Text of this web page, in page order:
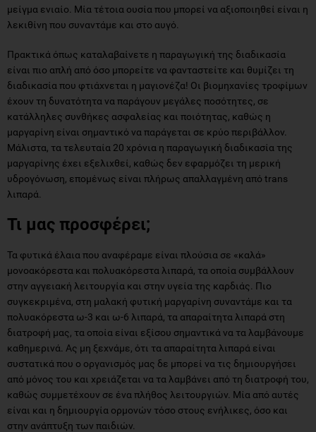
μείγμα ενιαίο. Μία τέτοια ουσία που μπορεί να αξιοποιηθεί είναι η
λεκιθίνη που συναντάμε και στο αυγό.
Πρακτικά όπως καταλαβαίνετε η παραγωγική της διαδικασία
είναι πιο απλή από όσο μπορείτε να φανταστείτε και θυμίζει τη
διαδικασία που φτιάχνεται η μαγιονέζα! Οι βιομηχανίες τροφίμων
έχουν τη δυνατότητα να παράγουν μεγάλες ποσότητες, σε
κατάλληλες συνθήκες ασφαλείας και ποιότητας, καθώς η
μαργαρίνη είναι σημαντικό να παράγεται σε κρύο περιβάλλον.
Μάλιστα, τα τελευταία 20 χρόνια η παραγωγική διαδικασία της
μαργαρίνης έχει εξελιχθεί, καθώς δεν εφαρμόζει τη μερική
υδρογόνωση, επομένως είναι πλήρως απαλλαγμένη από trans
λιπαρά.
Τι μας προσφέρει;
Τα φυτικά έλαια που αναφέραμε είναι πλούσια σε «καλά»
μονοακόρεστα και πολυακόρεστα λιπαρά, τα οποία συμβάλλουν
στην αγγειακή λειτουργία και στην υγεία της καρδιάς. Πιο
συγκεκριμένα, στη μαλακή φυτική μαργαρίνη συναντάμε και τα
πολυακόρεστα ω-3 και ω-6 λιπαρά, τα απαραίτητα λιπαρά στη
διατροφή μας, τα οποία είναι εξίσου σημαντικά να τα λαμβάνουμε
καθημερινά. Ας μη ξεχνάμε, ότι τα απαραίτητα λιπαρά είναι
συστατικά που ο οργανισμός μας δε μπορεί να τις δημιουργήσει
από μόνος του και χρειάζεται να τα λαμβάνει από τη διατροφή του,
καθώς συμμετέχουν σε ένα πλήθος λειτουργιών. Μία από αυτές
είναι και η δημιουργία ορμονών τόσο στους ενήλικες, όσο και
στην ανάπτυξη των παιδιών.